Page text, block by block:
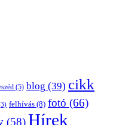
(5) blog (39) cikk
felhívás (8) fotó (66)
(58)Hírek